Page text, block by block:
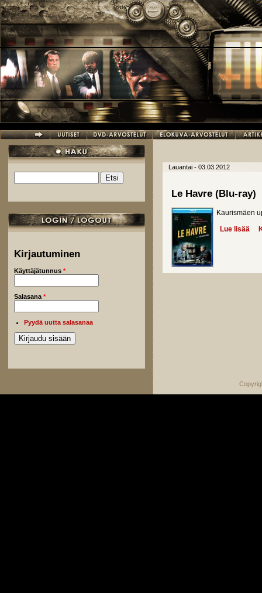
Hyppää pääsisältöön
Hakulomake
Kirjautuminen
Käyttäjätunnus *
Salasana *
Pyydä uutta salasanaa
Lauantai - 03.03.2012
Le Havre (Blu-ray)
Kaurismäen
Lue lisää